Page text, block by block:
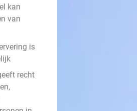
kan
van
is
recht